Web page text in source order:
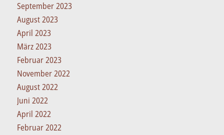
September 2023
August 2023
April 2023
März 2023
Februar 2023
November 2022
August 2022
Juni 2022
April 2022
Februar 2022